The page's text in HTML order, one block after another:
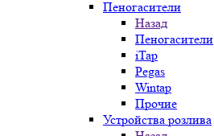
Пеногасители
Назад
Пеногасители
iTap
Pegas
Wintap
Прочие
Устройства розлива